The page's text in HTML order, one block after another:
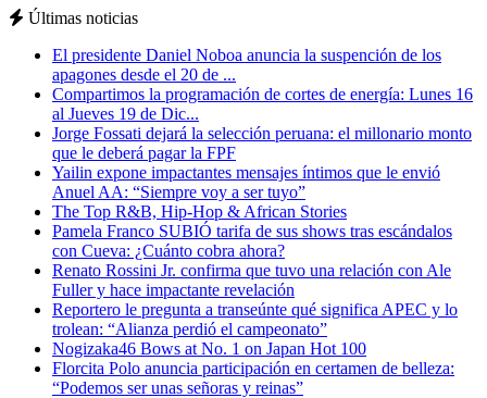
Últimas noticias
El presidente Daniel Noboa anuncia la suspención de los
apagones desde el 20 de ...
Compartimos la programación de cortes de energía: Lunes 16
al Jueves 19 de Dic...
Jorge Fossati dejará la selección peruana: el millonario monto
que le deberá pagar la FPF
Yailin expone impactantes mensajes íntimos que le envió
Anuel AA: “Siempre voy a ser tuyo”
The Top R&B, Hip-Hop & African Stories
Pamela Franco SUBIÓ tarifa de sus shows tras escándalos
con Cueva: ¿Cuánto cobra ahora?
Renato Rossini Jr. confirma que tuvo una relación con Ale
Fuller y hace impactante revelación
Reportero le pregunta a transeúnte qué significa APEC y lo
trolean: “Alianza perdió el campeonato”
Nogizaka46 Bows at No. 1 on Japan Hot 100
Florcita Polo anuncia participación en certamen de belleza:
“Podemos ser unas señoras y reinas”